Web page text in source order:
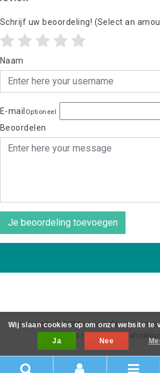
Schrijf uw beoordeling! (Select an
Naam
E-mail Optioneel
Beoordelen
Je beoordeling toevoegen
Copyright © 2026 - coos de wit
rights reserved - Realization
Wij slaan cookies op om onze website te
Ja
Nee